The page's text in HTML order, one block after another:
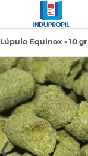
Lúpulo Equinox - 10 gr